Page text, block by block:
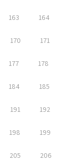
163 164
170 171
177 178
184 185
191 192
198 199
205 206